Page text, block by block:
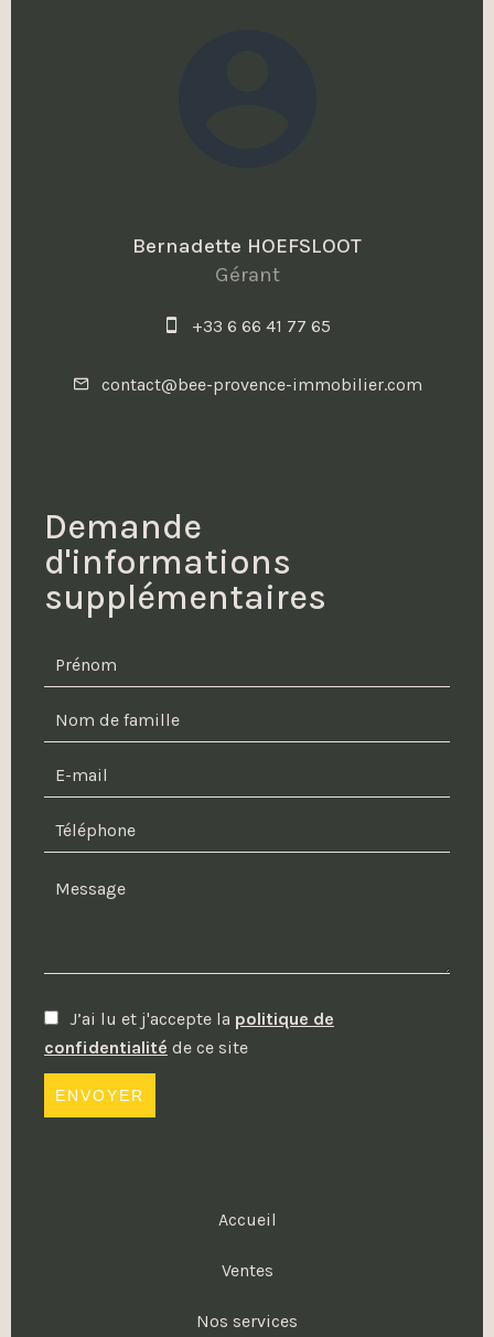
Bernadette HOEFSLOOT
Gérant
+33 6 66 41 77 65
contact@bee-provence-immobilier.com
Demande
d'informations
supplémentaires
J’ai lu et j'accepte la politique de
confidentialité de ce site
ENVOYER
Accueil
Ventes
Nos services